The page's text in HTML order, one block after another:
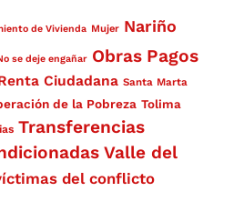
de Vivienda Mujer Nariño
se deje engañar Obras Pagos
Ciudadana Santa Marta
de la Pobreza Tolima
Transferencias
Valle del
del conflicto